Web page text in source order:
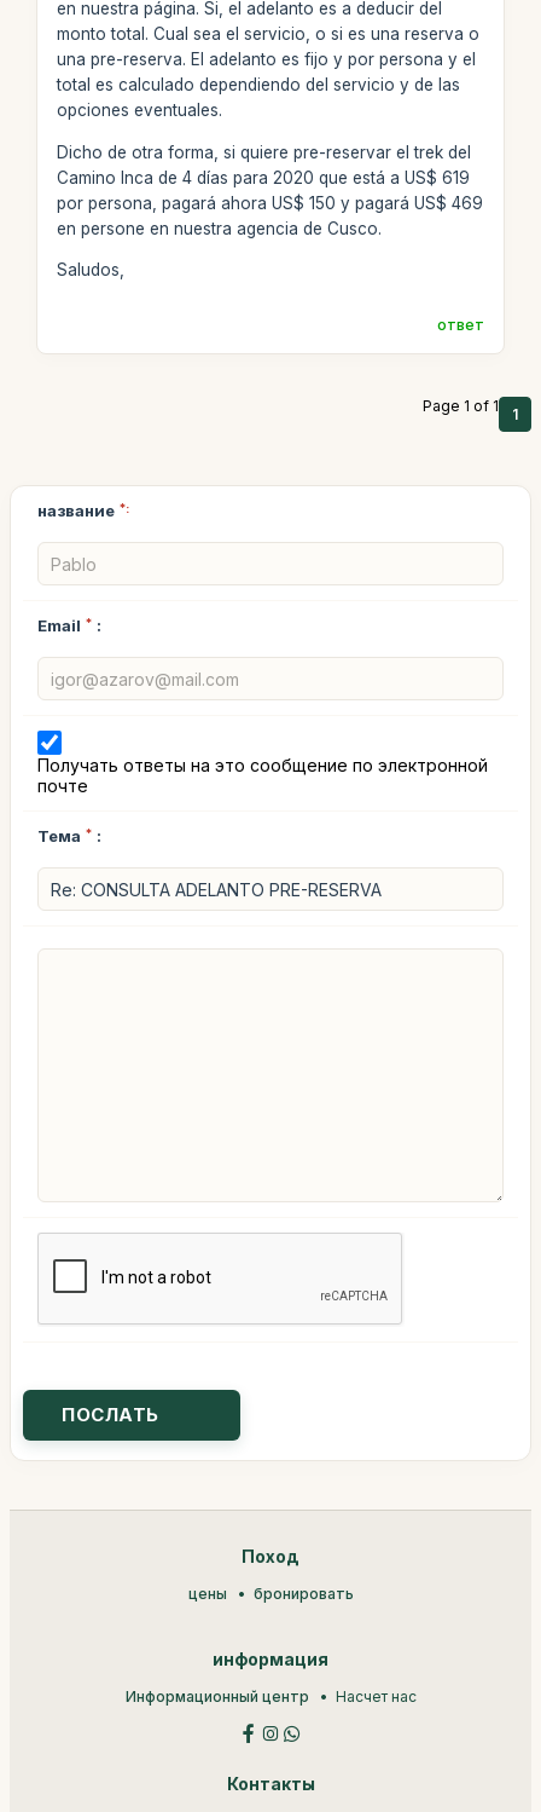
en nuestra página. Si, el adelanto es a deducir del
monto total. Cual sea el servicio, o si es una reserva o
una pre-reserva. El adelanto es fijo y por persona y el
total es calculado dependiendo del servicio y de las
opciones eventuales.
Dicho de otra forma, si quiere pre-reservar el trek del
Camino Inca de 4 días para 2020 que está a US$ 619
por persona, pagará ahora US$ 150 y pagará US$ 469
en persone en nuestra agencia de Cusco.
Saludos,
ответ
Page 1 of 1 1
название *:
Email * :
Получать ответы на это сообщение по электронной
почте
Тема * :
Поход
цены бронировать
информация
Информационный центр Насчет нас
Контакты